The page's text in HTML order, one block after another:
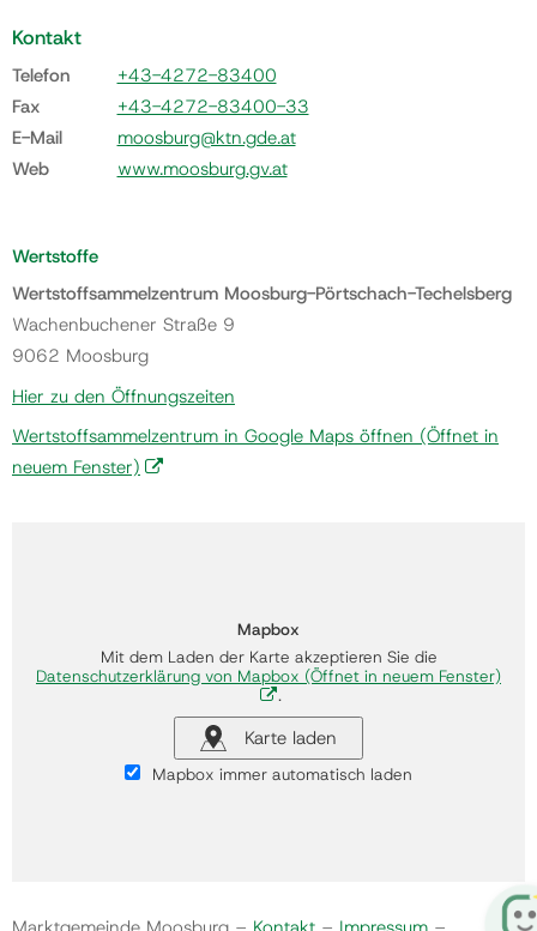
Kontakt
Telefon
+43-4272-83400
Fax
+43-4272-83400-33
E-Mail
moosburg@ktn.gde.at
Web
www.moosburg.gv.at
Wertstoffe
Wertstoffsammelzentrum Moosburg-Pörtschach-Techelsberg
Wachenbuchener Straße 9
9062 Moosburg
Hier zu den Öffnungszeiten
Wertstoffsammelzentrum in Google Maps öffnen (Öffnet in
neuem Fenster)
Mapbox
Mit dem Laden der Karte akzeptieren Sie die
Datenschutzerklärung von Mapbox (Öffnet in neuem Fenster)
.
Karte laden
Mapbox immer automatisch laden